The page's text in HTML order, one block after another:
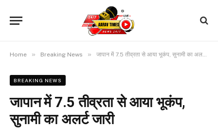
Home » Breaking News » जापान में 7.5 तीव्रता से आया भूकंप, सुनामी का अलर्ट जारी
BREAKING NEWS
जापान में 7.5 तीव्रता से आया भूकंप,
सुनामी का अलर्ट जारी